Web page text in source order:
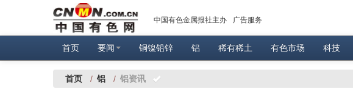
中国有色金属报社主办 广告服务
首页 要闻 铜镍铅锌 铝 稀有稀土 有色市场 科技
首页 / 铝 / 铝资讯